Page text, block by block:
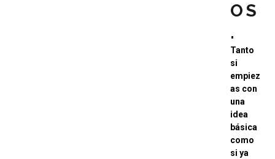
OS
.
Tanto
si
empiez
as con
una
idea
básica
como
si ya